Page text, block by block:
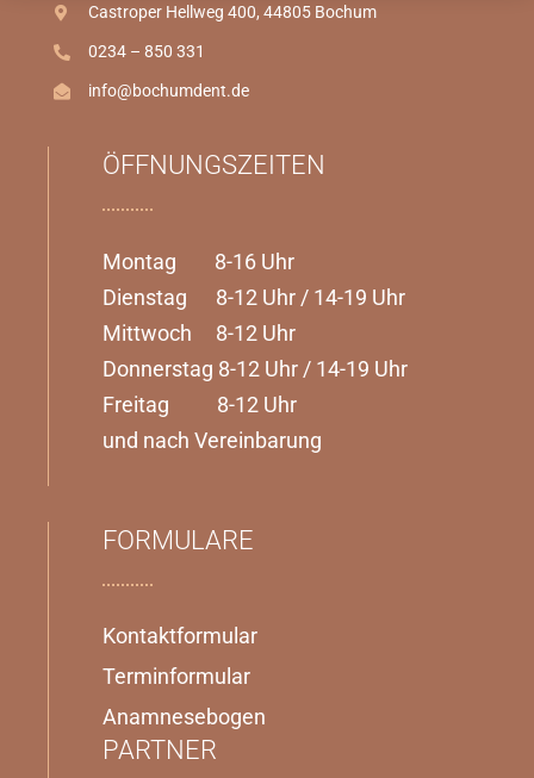
Castroper Hellweg 400, 44805 Bochum
0234 – 850 331
info@bochumdent.de
ÖFFNUNGSZEITEN
Montag 8-16 Uhr
Dienstag 8-12 Uhr / 14-19 Uhr
Mittwoch 8-12 Uhr
Donnerstag 8-12 Uhr / 14-19 Uhr
Freitag 8-12 Uhr
und nach Vereinbarung
FORMULARE
Kontaktformular
Terminformular
Anamnesebogen
PARTNER